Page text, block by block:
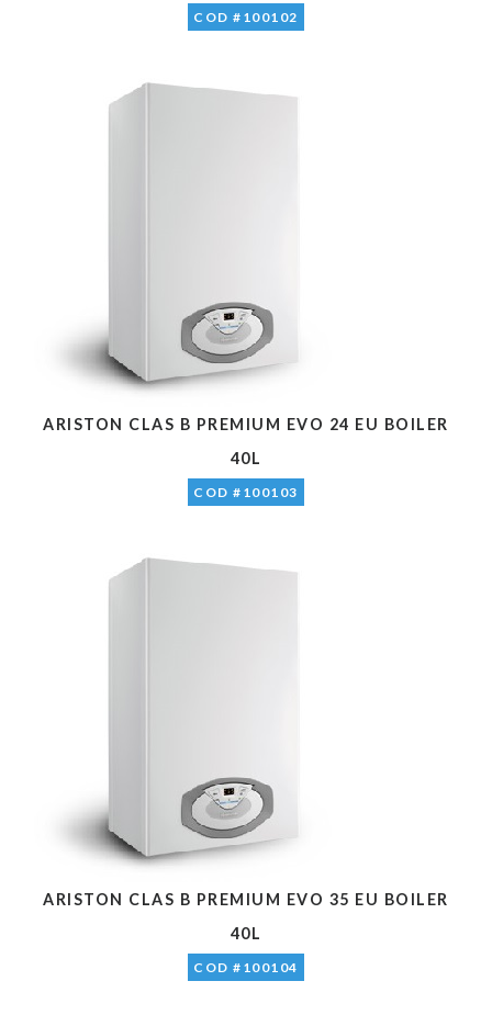
COD #100102
ARISTON CLAS B PREMIUM EVO 24 EU BOILER
40L
COD #100103
ARISTON CLAS B PREMIUM EVO 35 EU BOILER
40L
COD #100104